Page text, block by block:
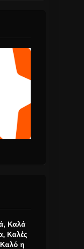
Καλά
Καλές
Καλό η